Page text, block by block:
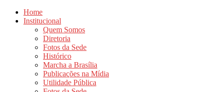
Home
Institucional
Quem Somos
Diretoria
Fotos da Sede
Histórico
Marcha a Brasília
Publicações na Mídia
Utilidade Pública